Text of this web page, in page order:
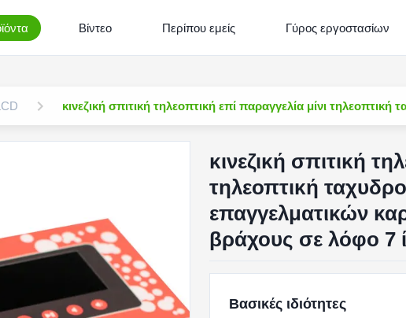
Βίντεο Περίπου εμείς Γύρος εργοστασίων
κινεζική σπιτική τηλεοπτική επί παραγγελία μίνι
κινεζική σπιτική
τηλεοπτική
επαγγελματικών
βράχους σε λόφο 7
Βασικές ιδιότητες